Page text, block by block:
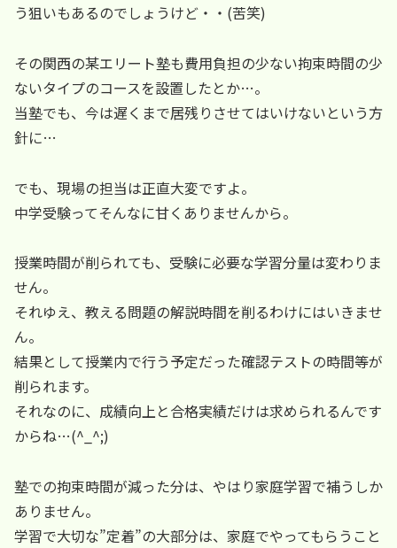
う狙いもあるのでしょうけど・・(苦笑)
その関西の某エリート塾も費用負担の少ない拘束時間の少
ないタイプのコースを設置したとか…。
当塾でも、今は遅くまで居残りさせてはいけないという方
針に…
でも、現場の担当は正直大変ですよ。
中学受験ってそんなに甘くありませんから。
授業時間が削られても、受験に必要な学習分量は変わりま
せん。
それゆえ、教える問題の解説時間を削るわけにはいきませ
ん。
結果として授業内で行う予定だった確認テストの時間等が
削られます。
それなのに、成績向上と合格実績だけは求められるんです
からね…(^_^;)
塾での拘束時間が減った分は、やはり家庭学習で補うしか
ありません。
学習で大切な”定着”の大部分は、家庭でやってもらうこと